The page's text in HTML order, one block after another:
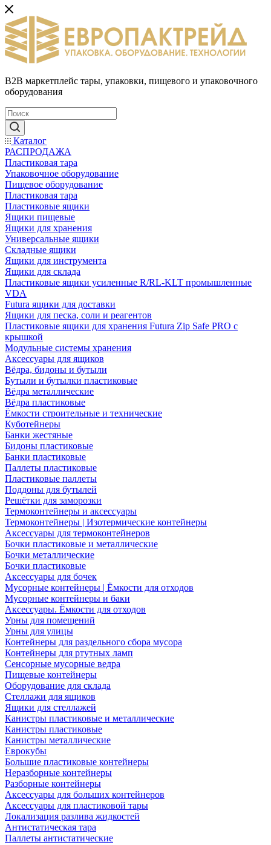
B2B маркетплейс тары, упаковки, пищевого и упаковочного
оборудования
Каталог
РАСПРОДАЖА
Пластиковая тара
Упаковочное оборудование
Пищевое оборудование
Пластиковая тара
Пластиковые ящики
Ящики пищевые
Ящики для хранения
Универсальные ящики
Складные ящики
Ящики для инструмента
Ящики для склада
Пластиковые ящики усиленные R/RL-KLT промышленные
VDA
Futura ящики для доставки
Ящики для песка, соли и реагентов
Пластиковые ящики для хранения Futura Zip Safe PRO с
крышкой
Модульные системы хранения
Аксессуары для ящиков
Вёдра, бидоны и бутыли
Бутыли и бутылки пластиковые
Вёдра металлические
Вёдра пластиковые
Ёмкости строительные и технические
Куботейнеры
Банки жестяные
Бидоны пластиковые
Банки пластиковые
Паллеты пластиковые
Пластиковые паллеты
Поддоны для бутылей
Решётки для заморозки
Термоконтейнеры и аксессуары
Термоконтейнеры | Изотермические контейнеры
Аксессуары для термоконтейнеров
Бочки пластиковые и металлические
Бочки металлические
Бочки пластиковые
Аксессуары для бочек
Мусорные контейнеры | Ёмкости для отходов
Мусорные контейнеры и баки
Аксессуары. Ёмкости для отходов
Урны для помещений
Урны для улицы
Контейнеры для раздельного сбора мусора
Контейнеры для ртутных ламп
Сенсорные мусорные ведра
Пищевые контейнеры
Оборудование для склада
Стеллажи для ящиков
Ящики для стеллажей
Канистры пластиковые и металлические
Канистры пластиковые
Канистры металлические
Еврокубы
Большие пластиковые контейнеры
Неразборные контейнеры
Разборные контейнеры
Аксессуары для больших контейнеров
Аксессуары для пластиковой тары
Локализация разлива жидкостей
Антистатическая тара
Паллеты антистатические